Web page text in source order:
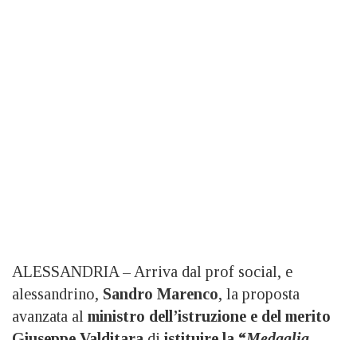
ALESSANDRIA – Arriva dal prof social, e
alessandrino, Sandro Marenco, la proposta
avanzata al ministro dell’istruzione e del merito